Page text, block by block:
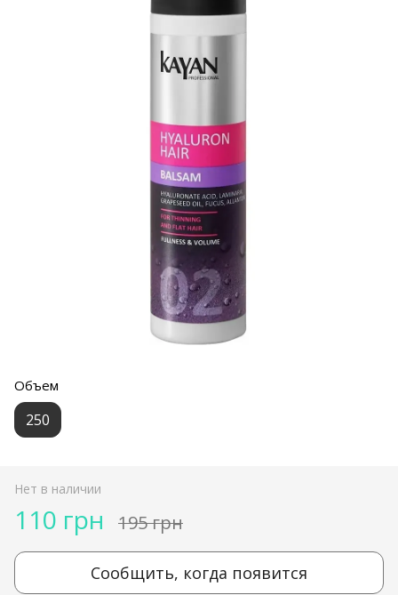
Объем
250
Нет в наличии
110 грн 195 грн
Сообщить, когда появится